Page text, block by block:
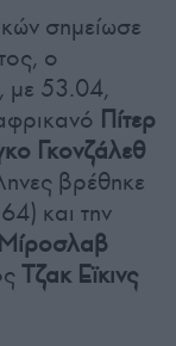
σημείωσε
ο
, με 53.04,
Πίτερ
Γκονζάλεθ
βρέθηκε
και την
Μίροσλαβ
Τζακ Εϊκινς